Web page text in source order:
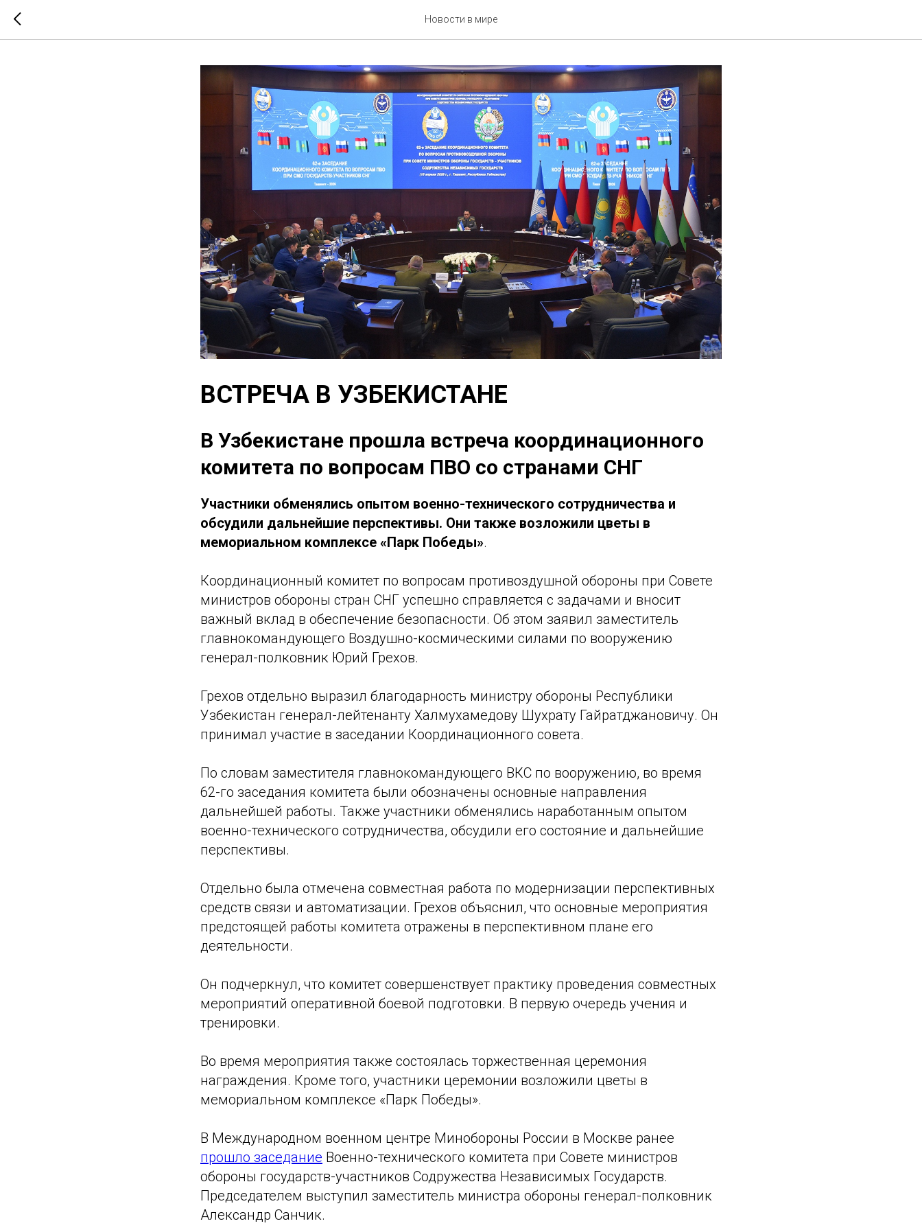
Новости в мире
ВСТРЕЧА В УЗБЕКИСТАНЕ
В Узбекистане прошла встреча координационного
комитета по вопросам ПВО со странами СНГ
Участники обменялись опытом военно-технического сотрудничества и
обсудили дальнейшие перспективы. Они также возложили цветы в
мемориальном комплексе «Парк Победы».
Координационный комитет по вопросам противоздушной обороны при Совете
министров обороны стран СНГ успешно справляется с задачами и вносит
важный вклад в обеспечение безопасности. Об этом заявил заместитель
главнокомандующего Воздушно-космическими силами по вооружению
генерал-полковник Юрий Грехов.
Грехов отдельно выразил благодарность министру обороны Республики
Узбекистан генерал-лейтенанту Халмухамeдову Шухрату Гайратджановичу. Он
принимал участие в заседании Координационного совета.
По словам заместителя главнокомандующего ВКС по вооружению, во время
62-го заседания комитета были обозначены основные направления
дальнейшей работы. Также участники обменялись наработанным опытом
военно-технического сотрудничества, обсудили его состояние и дальнейшие
перспективы.
Отдельно была отмечена совместная работа по модернизации перспективных
средств связи и автоматизации. Грехов объяснил, что основные мероприятия
предстоящей работы комитета отражены в перспективном плане его
деятельности.
Он подчеркнул, что комитет совершенствует практику проведения совместных
мероприятий оперативной боевой подготовки. В первую очередь учения и
тренировки.
Во время мероприятия также состоялась торжественная церемония
награждения. Кроме того, участники церемонии возложили цветы в
мемориальном комплексе «Парк Победы».
В Международном военном центре Минобороны России в Москве ранее
прошло заседание Военно-технического комитета при Совете министров
обороны государств-участников Содружества Независимых Государств.
Председателем выступил заместитель министра обороны генерал-полковник
Александр Санчик.